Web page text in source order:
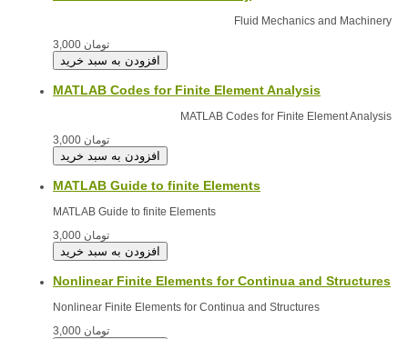
Fluid Mechanics and Machinery
3,000 تومان
MATLAB Codes for Finite Element Analysis
MATLAB Codes for Finite Element Analysis
3,000 تومان
MATLAB Guide to finite Elements
MATLAB Guide to finite Elements
3,000 تومان
Nonlinear Finite Elements for Continua and Structures
Nonlinear Finite Elements for Continua and Structures
3,000 تومان